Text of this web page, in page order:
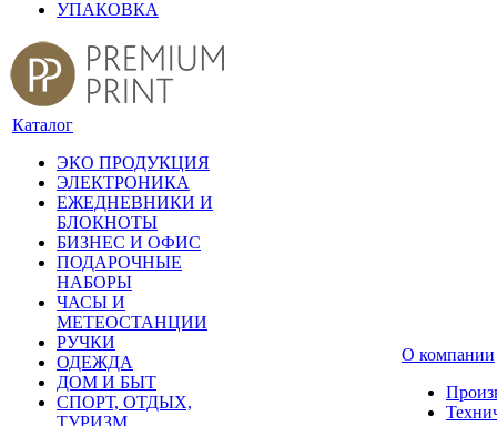
УПАКОВКА
Каталог
ЭКО ПРОДУКЦИЯ
ЭЛЕКТРОНИКА
ЕЖЕДНЕВНИКИ И
БЛОКНОТЫ
БИЗНЕС И ОФИС
ПОДАРОЧНЫЕ
НАБОРЫ
ЧАСЫ И
МЕТЕОСТАНЦИИ
РУЧКИ
ОДЕЖДА
ДОМ И БЫТ
СПОРТ, ОТДЫХ,
ТУРИЗМ
О компании